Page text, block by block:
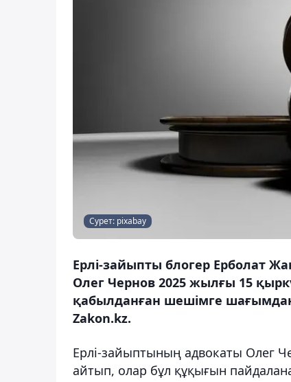
Сурет: pixabay
Ерлі-зайыпты блогер Ерболат
Олег Чернов 2025 жылғы 15
қабылданған шешімге
Zakon.kz.
Ерлі-зайыптының адвокаты Олег
айтып, олар бұл құқығын